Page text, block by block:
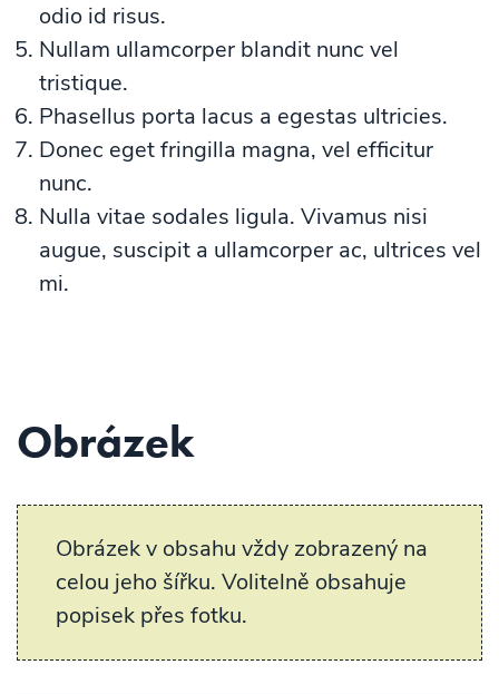
odio id risus.
Nullam ullamcorper blandit nunc vel
tristique.
Phasellus porta lacus a egestas ultricies.
Donec eget fringilla magna, vel efficitur
nunc.
Nulla vitae sodales ligula. Vivamus nisi
augue, suscipit a ullamcorper ac, ultrices vel
mi.
Obrázek
Obrázek v obsahu vždy zobrazený na
celou jeho šířku. Volitelně obsahuje
popisek přes fotku.